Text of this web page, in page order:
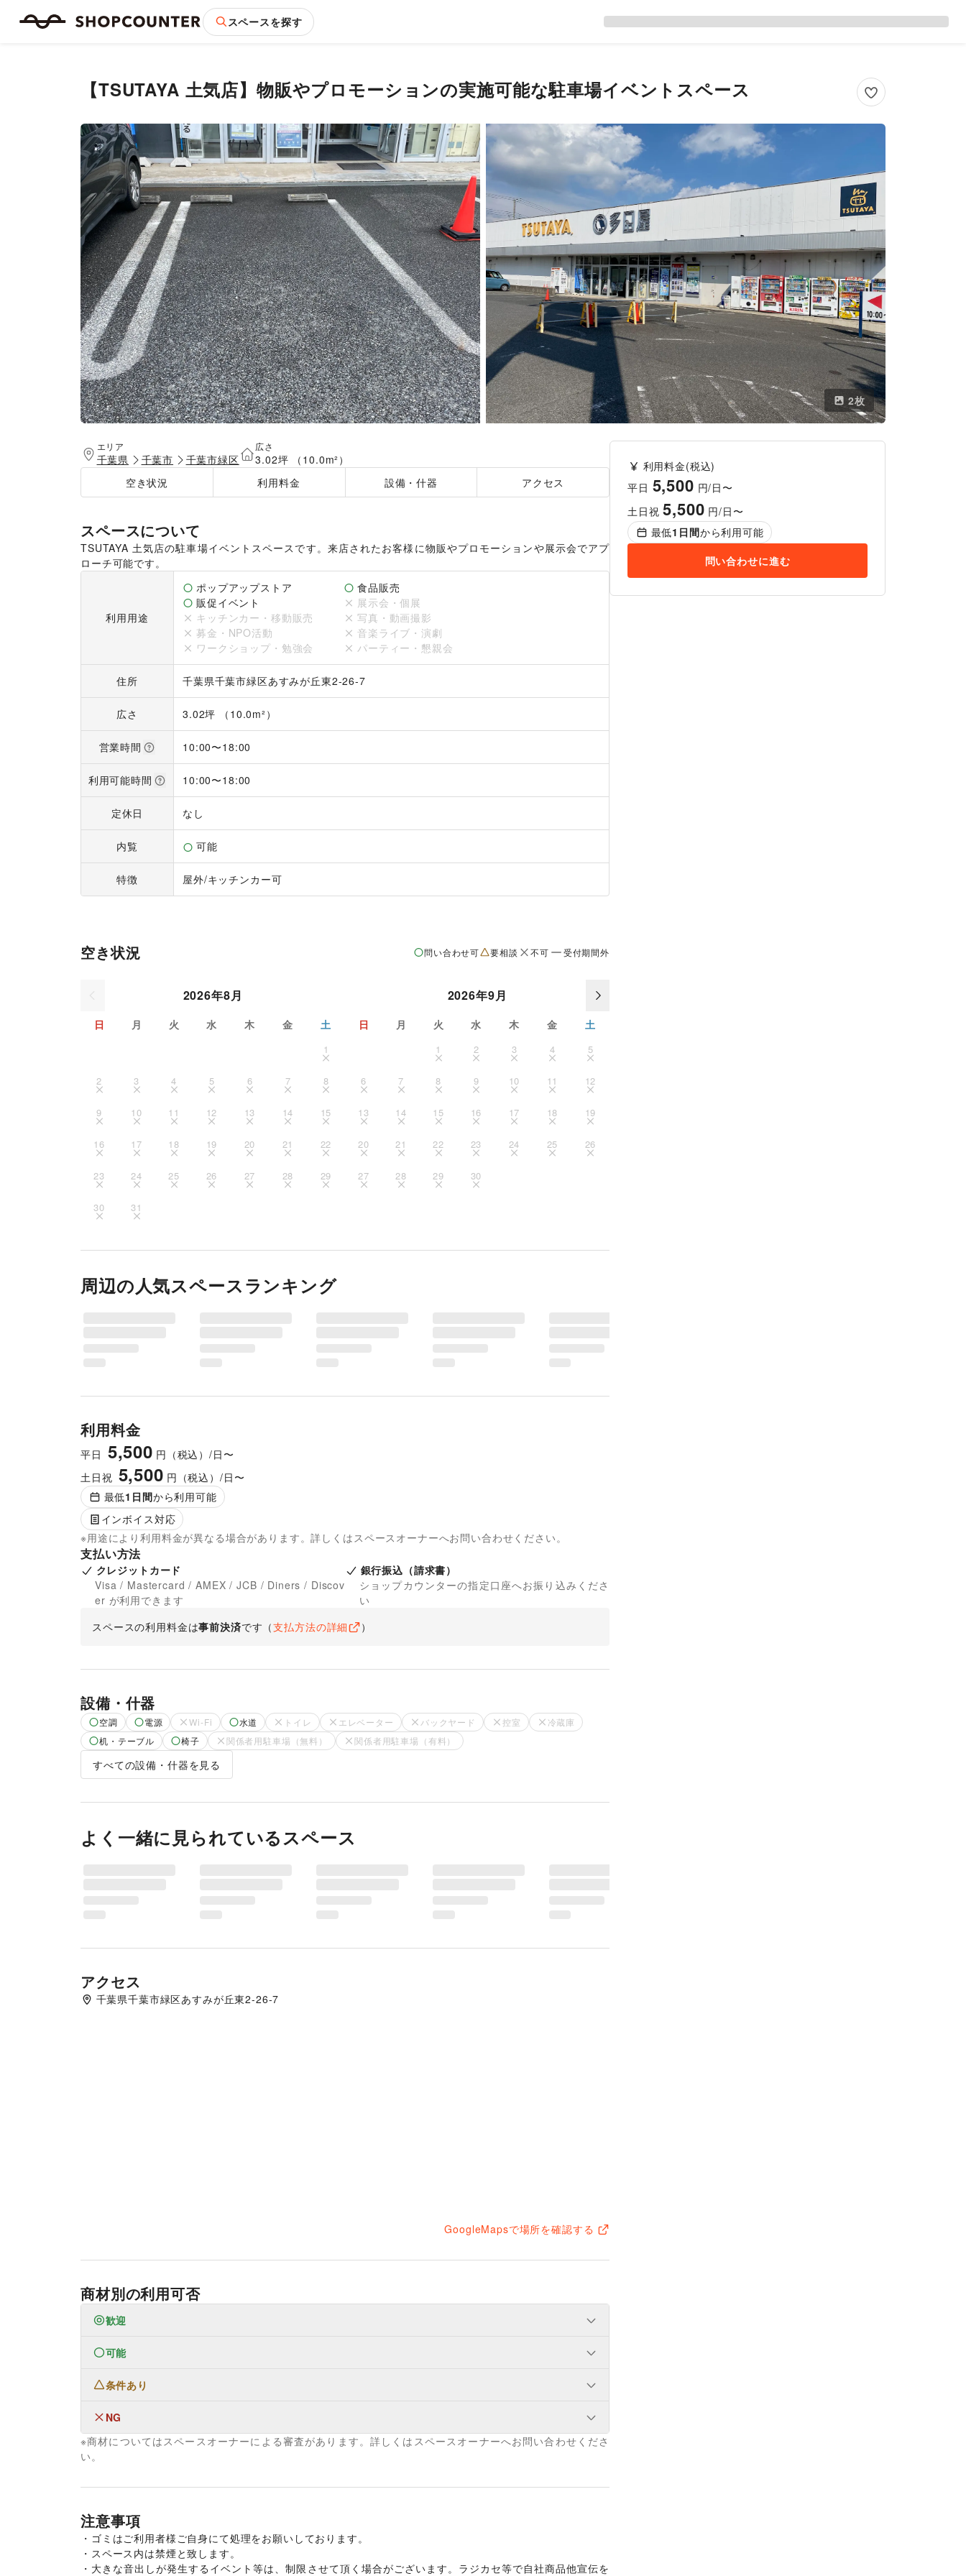
スペースを探す
【TSUTAYA 土気店】物販やプロモーションの実施可能な駐車場イベントスペース
2枚
エリア
千葉県 千葉市 千葉市緑区
広さ
3.02坪 （10.0m²）
空き状況
利用料金 設備・什器 アクセス
スペースについて
TSUTAYA 土気店の駐車場イベントスペースです。来店されたお客様に物販やプロモーションや展示会でアプ
ローチ可能です。
利用用途
ポップアップストア
食品販売
販促イベント
展示会・個展
キッチンカー・移動販売
写真・動画撮影
募金・NPO活動
音楽ライブ・演劇
ワークショップ・勉強会
パーティー・懇親会
住所 千葉県千葉市緑区あすみが丘東2-26-7
広さ 3.02坪 （10.0m²）
営業時間 10:00〜18:00
利用可能時間 10:00〜18:00
定休日 なし
内覧 可能
特徴 屋外/キッチンカー可
空き状況 問い合わせ可 要相談 不可 受付期間外
2026年8月
日 月 火 水 木 金 土
1
2 3 4 5 6 7 8
9 10 11 12 13 14 15
16 17 18 19 20 21 22
23 24 25 26 27 28 29
30 31
2026年9月
日 月 火 水 木 金 土
1 2 3 4 5
6 7 8 9 10 11 12
13 14 15 16 17 18 19
20 21 22 23 24 25 26
27 28 29 30
周辺の人気スペースランキング
利用料金
平日 5,500 円（税込）/日〜
土日祝 5,500 円（税込）/日〜
最低1 日間から利用可能
インボイス対応
※用途により利用料金が異なる場合があります。詳しくはスペースオーナーへお問い合わせください。
支払い方法
クレジットカード
Visa / Mastercard / AMEX / JCB / Diners / Discov
er が利用できます
銀行振込（請求書）
ショップカウンターの指定口座へお振り込みくださ
い
スペースの利用料金は事前決済です （支払方法の詳細 ）
設備・什器
空調 電源 Wi-Fi 水道 トイレ エレベーター バックヤード 控室
冷蔵庫
机・テーブル
椅子 関係者用駐車場（無料） 関係者用駐車場（有料）
すべての設備・什器を見る
よく一緒に見られているスペース
アクセス
千葉県千葉市緑区あすみが丘東2-26-7
GoogleMapsで場所を確認する
商材別の利用可否
歓迎
なし可能
ファッション
キッズ・ベビー・マタニティ
フード・飲食
スイーツ・洋菓子
野菜・果物・生鮮食品/その他フード・飲食
インテリア
手芸・ハンドメイド
/日用雑貨/食器・陶磁器/その他インテリア・生活雑貨
生活サービス
携帯キャリア・格安SIM /インターネット・プロバイダ /電気・ガス/ウォーターサーバー/
条件あり
なしNG
※商材についてはスペースオーナーによる審査があります。詳しくはスペースオーナーへお問い合わせくださ
い。
注意事項
・ゴミはご利用者様ご自身にて処理をお願いしております。
・スペース内は禁煙と致します。
・大きな音出しが発生するイベント等は、制限させて頂く場合がございます。ラジカセ等で自社商品他宣伝を
利用料金(税込)
平日 5,500 円/日〜
土日祝5,500 円/日〜
最低1 日間から利用可能
問い合わせに進む